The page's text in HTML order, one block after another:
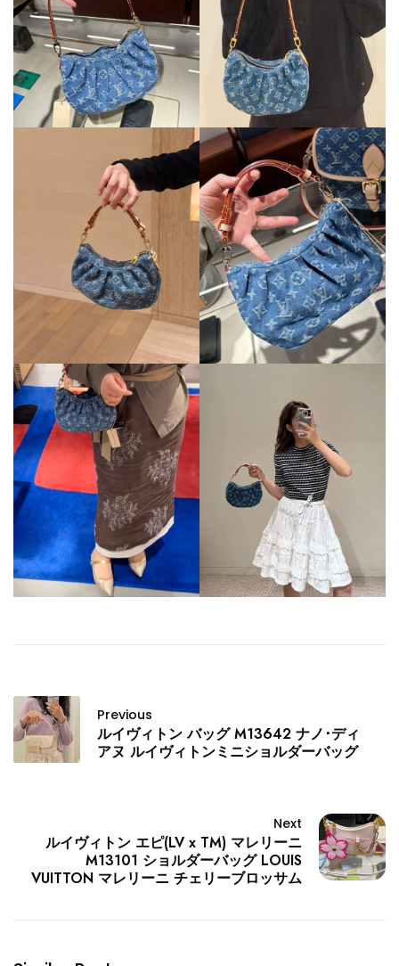
Previous
ルイヴィトン バッグ M13642 ナノ･ディ
アヌ ルイヴィトンミニショルダーバッグ
Next
ルイヴィトン エピ(LV x TM) マレリーニ
M13101 ショルダーバッグ LOUIS
VUITTON マレリーニ チェリーブロッサム